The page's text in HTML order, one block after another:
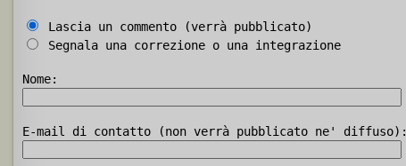
Lascia un commento (verrà pubblicato)
Segnala una correzione o una integrazione
Nome:
E-mail di contatto (non verrà pubblicato ne' diffuso):